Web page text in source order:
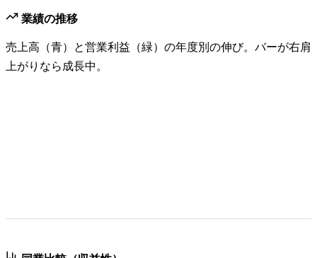
業績の推移
売上高（青）と営業利益（緑）の年度別の伸び。バーが右肩
上がりなら成長中。